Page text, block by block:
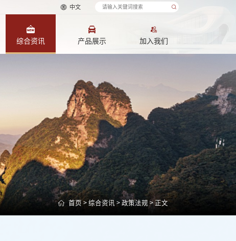
中文
综合资讯 产品展示 加入我们
首页 > 综合资讯 > 政策法规 > 正文